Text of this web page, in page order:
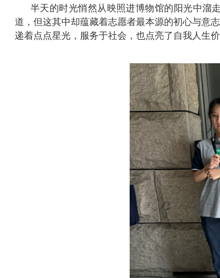
半天的时光悄然从映照进博物馆的阳光中溜
道，但这其中却蕴藏着志愿者最本源的初心与意
递着点点星光，服务于社会，也点亮了自我人生